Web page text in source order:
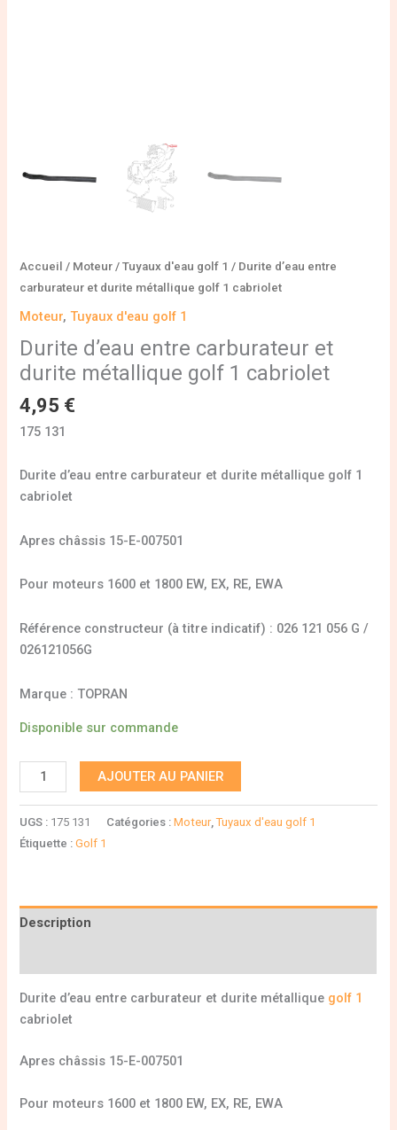
Accueil / Moteur /Tuyaux d'eau golf 1 / Durite d’eau entre
carburateur et durite métallique golf 1 cabriolet
Moteur,Tuyaux d'eau golf 1
Durite d’eau entre carburateur et
durite métallique golf 1 cabriolet
4,95 €
175 131
Durite d’eau entre carburateur et durite métallique golf 1
cabriolet
Apres châssis 15-E-007501
Pour moteurs 1600 et 1800 EW, EX, RE, EWA
Référence constructeur (à titre indicatif) : 026 121 056 G /
026121056G
Marque : TOPRAN
Disponible sur commande
AJOUTER AU PANIER
UGS : 175 131 Catégories :Moteur,Tuyaux d'eau golf 1
Étiquette :Golf 1
Description
Durite d’eau entre carburateur et durite métallique golf 1
cabriolet
Apres châssis 15-E-007501
Pour moteurs 1600 et 1800 EW, EX, RE, EWA